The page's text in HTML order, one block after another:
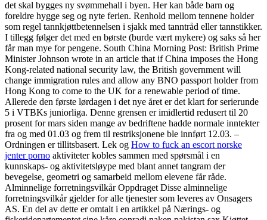
det skal bygges ny svømmehall i byen. Her kan både barn og
foreldre hygge seg og nyte ferien. Renhold mellom tennene holder
som regel tannkjøttbetennelsen i sjakk med tanntråd eller tannstikker.
I tillegg følger det med en børste (burde vært mykere) og saks så her
får man mye for pengene. South China Morning Post: British Prime
Minister Johnson wrote in an article that if China imposes the Hong
Kong-related national security law, the British government will
change immigration rules and allow any BNO passport holder from
Hong Kong to come to the UK for a renewable period of time.
Allerede den første lørdagen i det nye året er det klart for serierunde
5 i VTBKs juniorliga. Denne grensen er imidlertid redusert til 20
prosent for mars siden mange av bedriftene hadde normale inntekter
fra og med 01.03 og frem til restriksjonene ble innført 12.03. –
Ordningen er tillitsbasert. Lek og How to fuck an escort norske
jenter porno aktiviteter kobles sammen med spørsmål i en
kunnskaps- og aktivitetsløype med blant annet tangram der
bevegelse, geometri og samarbeid mellom elevene får råde.
Alminnelige forretningsvilkår Oppdraget Disse alminnelige
forretningsvilkår gjelder for alle tjenester som leveres av Onsagers
AS. En del av dette er omtalt i en artikkel på Nærings- og